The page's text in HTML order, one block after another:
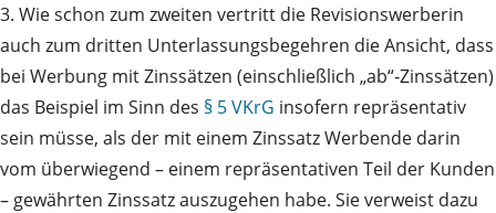
3. Wie schon zum zweiten vertritt die Revisionswerberin
auch zum dritten Unterlassungsbegehren die Ansicht, dass
bei Werbung mit Zinssätzen (einschließlich „ab“‑Zinssätzen)
das Beispiel im Sinn des § 5 VKrG insofern repräsentativ
sein müsse, als der mit einem Zinssatz Werbende darin
vom überwiegend – einem repräsentativen Teil der Kunden
– gewährten Zinssatz auszugehen habe. Sie verweist dazu